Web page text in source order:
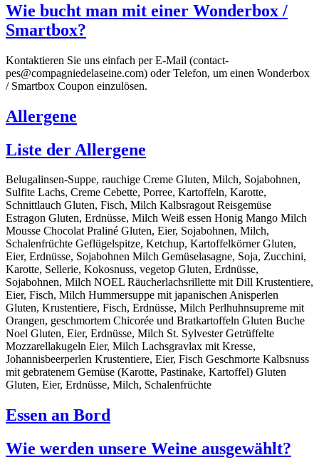
Wie bucht man mit einer Wonderbox /
Smartbox?
Kontaktieren Sie uns einfach per E-Mail (contact-
pes@compagniedelaseine.com) oder Telefon, um einen Wonderbox
/ Smartbox Coupon einzulösen.
Allergene
Liste der Allergene
Belugalinsen-Suppe, rauchige Creme Gluten, Milch, Sojabohnen,
Sulfite Lachs, Creme Cebette, Porree, Kartoffeln, Karotte,
Schnittlauch Gluten, Fisch, Milch Kalbsragout Reisgemüse
Estragon Gluten, Erdnüsse, Milch Weiß essen Honig Mango Milch
Mousse Chocolat Praliné Gluten, Eier, Sojabohnen, Milch,
Schalenfrüchte Geflügelspitze, Ketchup, Kartoffelkörner Gluten,
Eier, Erdnüsse, Sojabohnen Milch Gemüselasagne, Soja, Zucchini,
Karotte, Sellerie, Kokosnuss, vegetop Gluten, Erdnüsse,
Sojabohnen, Milch NOEL Räucherlachsrillette mit Dill Krustentiere,
Eier, Fisch, Milch Hummersuppe mit japanischen Anisperlen
Gluten, Krustentiere, Fisch, Erdnüsse, Milch Perlhuhnsupreme mit
Orangen, geschmortem Chicorée und Bratkartoffeln Gluten Buche
Noel Gluten, Eier, Erdnüsse, Milch St. Sylvester Getrüffelte
Mozzarellakugeln Eier, Milch Lachsgravlax mit Kresse,
Johannisbeerperlen Krustentiere, Eier, Fisch Geschmorte Kalbsnuss
mit gebratenem Gemüse (Karotte, Pastinake, Kartoffel) Gluten
Gluten, Eier, Erdnüsse, Milch, Schalenfrüchte
Essen an Bord
Wie werden unsere Weine ausgewählt?